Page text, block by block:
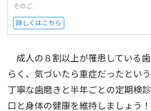
そのご...
詳しくはこちら
成人の８割以上が罹患している
らく、気づいたら重症だったとい
丁寧な歯磨きと半年ごとの定期検
口と身体の健康を維持しましょう！